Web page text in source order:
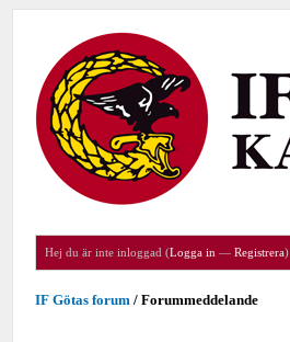
Hej du är inte inloggad (Logga in —Registrera)
IF Götas forum /Forummeddelande